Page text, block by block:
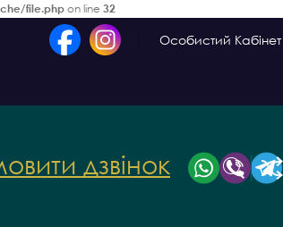
file.phpon line 32
Особистий Кабінет
дзвінок